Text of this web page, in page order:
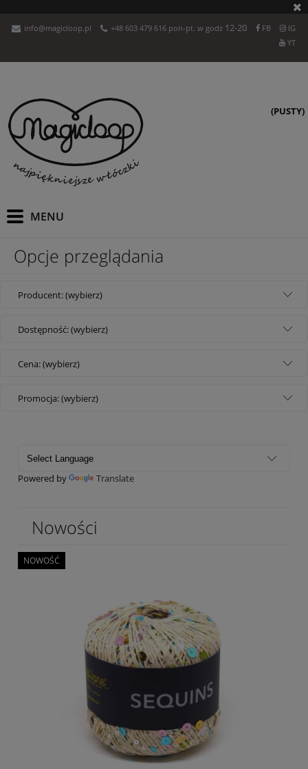
info@magicloop.pl +48 603 479 616 pon-pt. w godz 12-20 FB
IG
YT
(PUSTY)
Opcje przeglądania
Producent: (wybierz)
Dostępność: (wybierz)
Cena: (wybierz)
Promocja: (wybierz)
Powered by Translate
Nowości
NOWOŚĆ